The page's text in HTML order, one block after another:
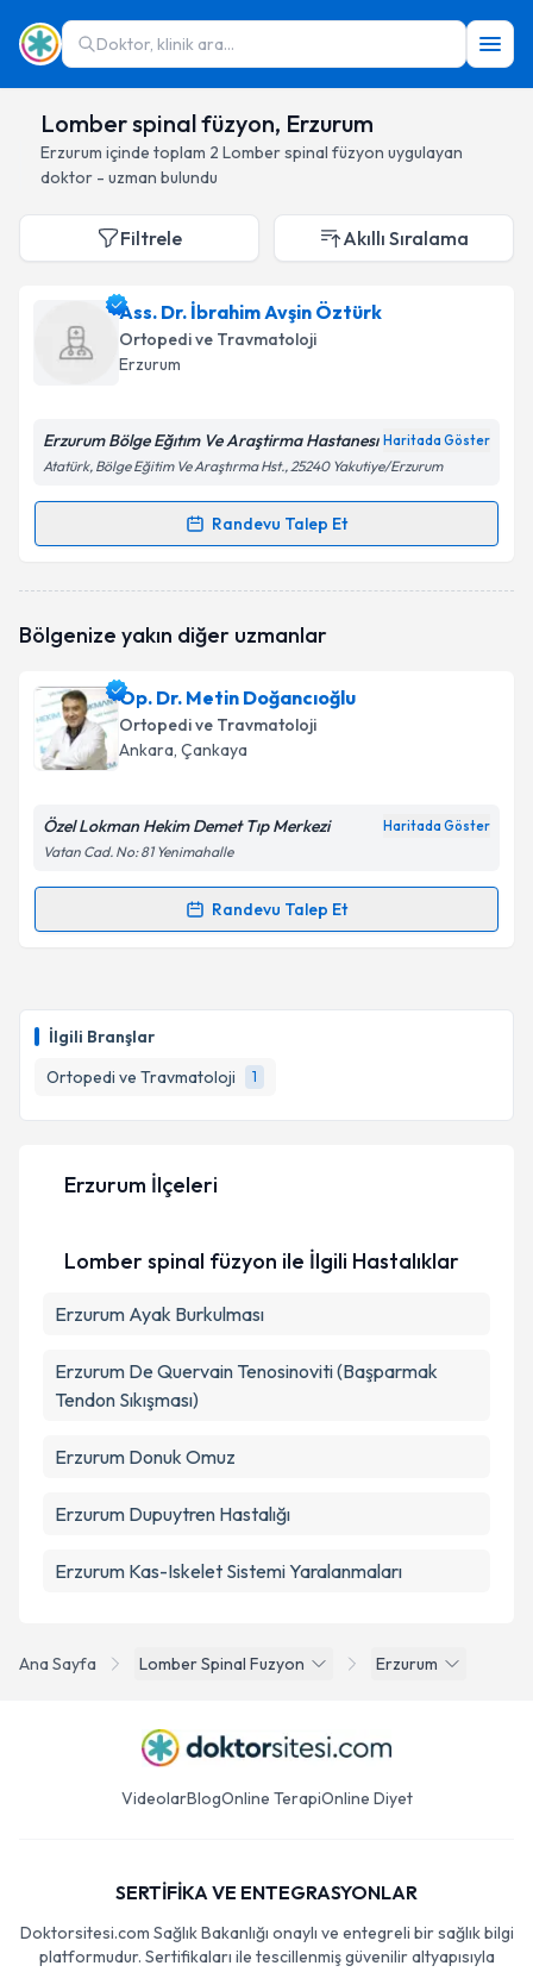
Doktor, klinik ara...
Lomber spinal füzyon, Erzurum
Erzurum içinde toplam 2 Lomber spinal füzyon uygulayan
doktor - uzman bulundu
İlgili Branşlar
Ortopedi ve Travmatoloji
1
Filtrele Akıllı Sıralama
Ass. Dr. İbrahim Avşin Öztürk
Ortopedi ve Travmatoloji
Erzurum
Erzurum Bölge Eğıtım Ve Araştirma Hastanesı Haritada Göster
Atatürk, Bölge Eğitim Ve Araştırma Hst., 25240 Yakutiye/Erzurum
Randevu Talep Et
Randevu Takvimi Talebi
talebi oluşturun. Size bu uzmandan randevu almanız
bilgilendireceğiz.
E-posta Adresiniz
Kişisel verilerimin işlenmesine ilişkin
kapsamda işlenmesini kabul ediyorum.
Bölgenize yakın diğer uzmanlar
Op. Dr. Metin Doğancıoğlu
Ortopedi ve Travmatoloji
Ankara, Çankaya
Özel Lokman Hekim Demet Tıp Merkezi Haritada Göster
Vatan Cad. No: 81 Yenimahalle
Randevu Talep Et
Randevu Takvimi Talebi
için bir takvim hazırlandığında e-posta ile
bilgilendireceğiz.
E-posta Adresiniz
Metni'ni okudum ve kişisel verilerimin belirtilen
Takvim Talebini Gönder
Ana Sayfa Lomber Spinal Fuzyon Erzurum
Erzurum İlçeleri
Lomber spinal füzyon ile İlgili Hastalıklar
Erzurum Ayak Burkulması
Erzurum De Quervain Tenosinoviti (Başparmak
Tendon Sıkışması)
Erzurum Donuk Omuz
Erzurum Dupuytren Hastalığı
Erzurum Kas-Iskelet Sistemi Yaralanmaları
VideolarBlogOnline TerapiOnline Diyet
SERTİFİKA VE ENTEGRASYONLAR
Doktorsitesi.com Sağlık Bakanlığı onaylı ve entegreli bir sağlık bilgi
platformudur. Sertifikaları ile tescillenmiş güvenilir altyapısıyla